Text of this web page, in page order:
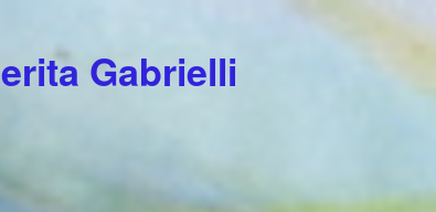
Gabrielli